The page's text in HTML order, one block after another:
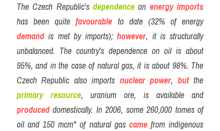
Writing
Reading
Đề thi thật IELTS Reading
Vocabulary
Education
The Czech Republic's dependence on energy imports
has been quite favourable
to date (32% of energy
demand is met by imports); however, it is structurally
unbalanced. The country's dependence on oil is about
95%, and in the case of natural gas, it is about 98%. The
Czech Republic also imports nuclear power, but
primary resource
, uranium ore, is available and
produced domestically. In 2006, some 260,000 tomes of
oil and 150 mcm* of natural gas came from indigenous